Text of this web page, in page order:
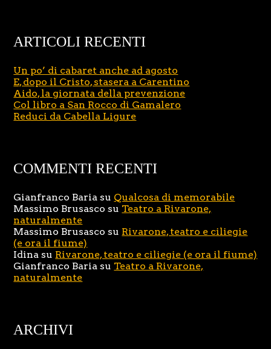
ARTICOLI RECENTI
Un po’ di cabaret anche ad agosto
E, dopo il Cristo, stasera a Carentino
Aido, la giornata della prevenzione
Col libro a San Rocco di Gamalero
Reduci da Cabella Ligure
COMMENTI RECENTI
Gianfranco Baria su Qualcosa di memorabile
Massimo Brusasco su Teatro a Rivarone,
naturalmente
Massimo Brusasco su Rivarone, teatro e ciliegie
(e ora il fiume)
Idina su Rivarone, teatro e ciliegie (e ora il fiume)
Gianfranco Baria su Teatro a Rivarone,
naturalmente
ARCHIVI